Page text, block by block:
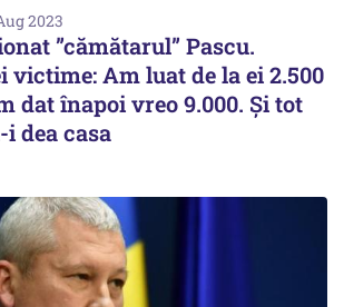
2023
”cămătarul” Pascu.
Am luat de la ei 2.500
dat înapoi vreo 9.000. Și tot
dea casa